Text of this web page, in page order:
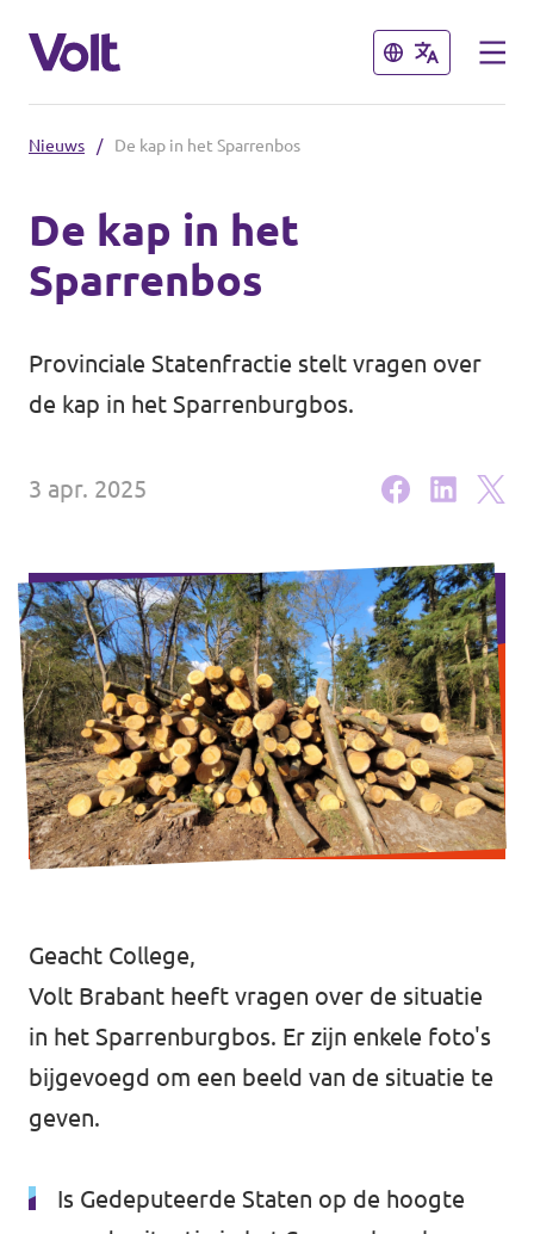
Sluiten
Fractie Provincale Staten
Fractie Eindhoven
Gemeenten
Den Bosch
Tilburg
... alle gemeentes
Sluiten
Standpunten
Over Volt
Mensen
Nieuws
Agenda
Steun Volt Brabant
Contact
Nieuws / De kap in het Sparrenbos
De kap in het
Sparrenbos
Provinciale Statenfractie stelt vragen over
de kap in het Sparrenburgbos.
3 apr. 2025
Geacht College,
Volt Brabant heeft vragen over de situatie
in het Sparrenburgbos. Er zijn enkele foto's
bijgevoegd om een beeld van de situatie te
geven.
Is Gedeputeerde Staten op de hoogte